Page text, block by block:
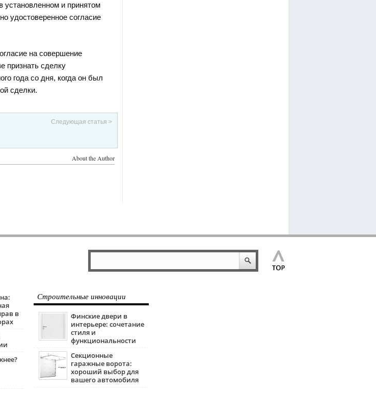
установленном и принятом
удостоверенное согласие
на совершение
признать сделку
года со дня, когда он был
сделки.
Следующая статья >
About the Author
в
Строительные инновации
Финские двери в
интерьере: сочетание
стиля и
функциональности
Секционные
гаражные ворота:
хороший выбор для
вашего автомобиля